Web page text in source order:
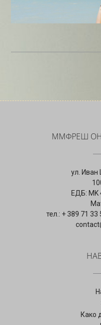
ММФРЕШ
ул. Иван
ЕДБ: MK
тел.: + 389 71 33
Како